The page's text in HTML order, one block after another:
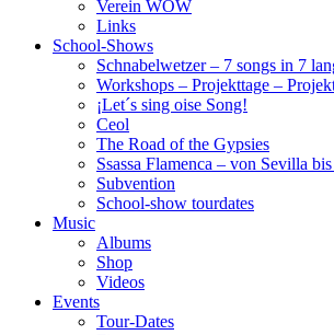
Verein WOW
Links
School-Shows
Schnabelwetzer – 7 songs in 7
Workshops – Projekttage –
¡Let´s sing oise Song!
Ceol
The Road of the Gypsies
Ssassa Flamenca – von Sevilla
Subvention
School-show tourdates
Music
Albums
Shop
Videos
Events
Tour-Dates